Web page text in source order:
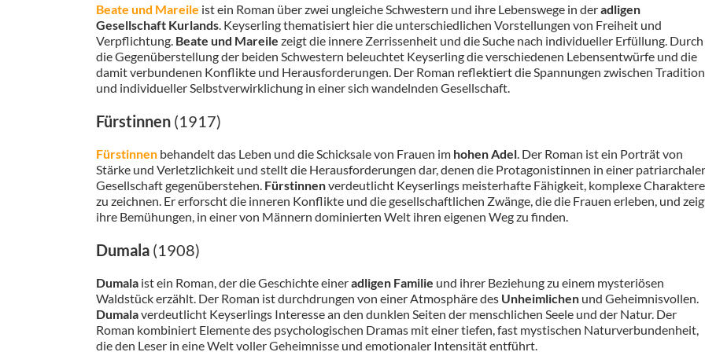
Beate und Mareile ist ein Roman über zwei ungleiche Schwestern und ihre Lebenswege in deradligen
Gesellschaft Kurlands. Keyserling thematisiert hier die unterschiedlichen Vorstellungen von Freiheit und
Verpflichtung. Beate und Mareile zeigt die innere Zerrissenheit und die Suche nach individueller Erfüllung. Durch
die Gegenüberstellung der beiden Schwestern beleuchtet Keyserling die verschiedenen Lebensentwürfe und die
damit verbundenen Konflikte und Herausforderungen. Der Roman reflektiert die Spannungen zwischen Tradition
und individueller Selbstverwirklichung in einer sich wandelnden Gesellschaft.
Fürstinnen(1917)
Fürstinnenbehandelt das Leben und die Schicksale von Frauen im hohen Adel. Der Roman ist ein Porträt von
Stärke und Verletzlichkeit und stellt die Herausforderungen dar, denen die Protagonistinnen in einer
Gesellschaft gegenüberstehen. Fürstinnenverdeutlicht Keyserlings meisterhafte Fähigkeit, komplexe Charaktere
zu zeichnen. Er erforscht die inneren Konflikte und die gesellschaftlichen Zwänge, die die Frauen erleben, und
ihre Bemühungen, in einer von Männern dominierten Welt ihren eigenen Weg zu finden.
Dumala(1908)
Dumalaist ein Roman, der die Geschichte eineradligen Familie und ihrer Beziehung zu einem mysteriösen
Waldstück erzählt. Der Roman ist durchdrungen von einer Atmosphäre des Unheimlichenund Geheimnisvollen.
Dumalaverdeutlicht Keyserlings Interesse an den dunklen Seiten der menschlichen Seele und der Natur. Der
Roman kombiniert Elemente des psychologischen Dramas mit einer tiefen, fast mystischen Naturverbundenheit,
die den Leser in eine Welt voller Geheimnisse und emotionaler Intensität entführt.